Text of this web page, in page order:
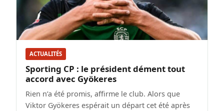
ACTUALITÉS
Sporting CP : le président dément tout
accord avec Gyökeres
Rien n’a été promis, affirme le club. Alors que
Viktor Gyökeres espérait un départ cet été après